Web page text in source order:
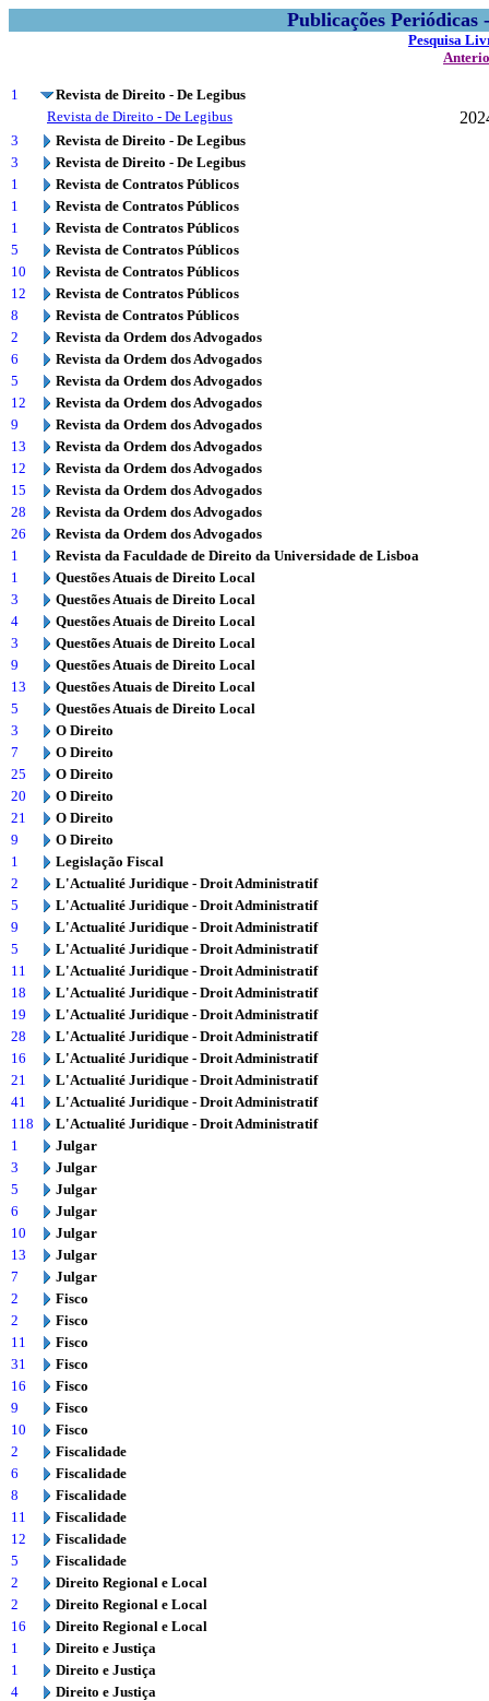
Publicações
Pesquisa
1
Revista de Direito - De Legibus
Revista de Direito - De Legibus
3
Revista de Direito - De Legibus
3
Revista de Direito - De Legibus
1
Revista de Contratos Públicos
1
Revista de Contratos Públicos
1
Revista de Contratos Públicos
5
Revista de Contratos Públicos
10
Revista de Contratos Públicos
12
Revista de Contratos Públicos
8
Revista de Contratos Públicos
2
Revista da Ordem dos Advogados
6
Revista da Ordem dos Advogados
5
Revista da Ordem dos Advogados
12
Revista da Ordem dos Advogados
9
Revista da Ordem dos Advogados
13
Revista da Ordem dos Advogados
12
Revista da Ordem dos Advogados
15
Revista da Ordem dos Advogados
28
Revista da Ordem dos Advogados
26
Revista da Ordem dos Advogados
1
Revista da Faculdade de Direito da Universidade de Lisboa
1
Questões Atuais de Direito Local
3
Questões Atuais de Direito Local
4
Questões Atuais de Direito Local
3
Questões Atuais de Direito Local
9
Questões Atuais de Direito Local
13
Questões Atuais de Direito Local
5
Questões Atuais de Direito Local
3
O Direito
7
O Direito
25
O Direito
20
O Direito
21
O Direito
9
O Direito
1
Legislação Fiscal
2
L'Actualité Juridique - Droit Administratif
5
L'Actualité Juridique - Droit Administratif
9
L'Actualité Juridique - Droit Administratif
5
L'Actualité Juridique - Droit Administratif
11
L'Actualité Juridique - Droit Administratif
18
L'Actualité Juridique - Droit Administratif
19
L'Actualité Juridique - Droit Administratif
28
L'Actualité Juridique - Droit Administratif
16
L'Actualité Juridique - Droit Administratif
21
L'Actualité Juridique - Droit Administratif
41
L'Actualité Juridique - Droit Administratif
118
L'Actualité Juridique - Droit Administratif
1
Julgar
3
Julgar
5
Julgar
6
Julgar
10
Julgar
13
Julgar
7
Julgar
2
Fisco
2
Fisco
11
Fisco
31
Fisco
16
Fisco
9
Fisco
10
Fisco
2
Fiscalidade
6
Fiscalidade
8
Fiscalidade
11
Fiscalidade
12
Fiscalidade
5
Fiscalidade
2
Direito Regional e Local
2
Direito Regional e Local
16
Direito Regional e Local
1
Direito e Justiça
1
Direito e Justiça
4
Direito e Justiça